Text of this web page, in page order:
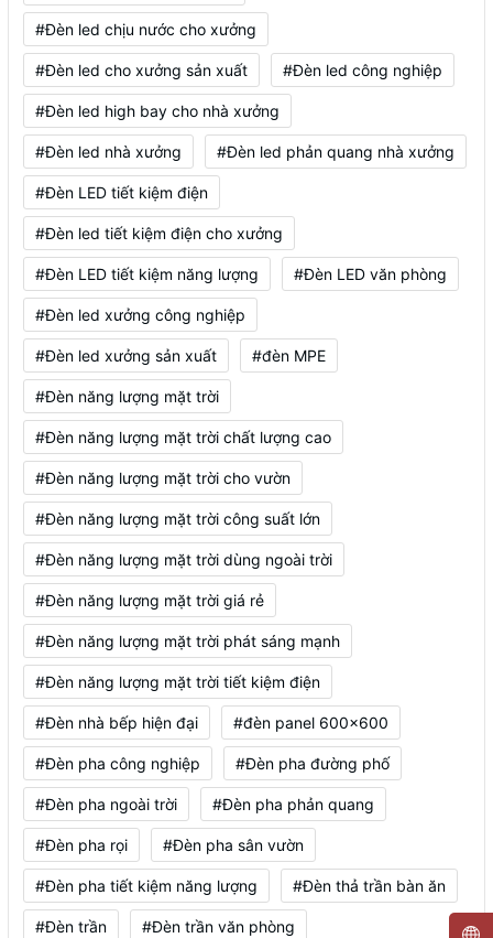
#Đèn led chịu nước cho xưởng
#Đèn led cho xưởng sản xuất #Đèn led công nghiệp
#Đèn led high bay cho nhà xưởng
#Đèn led nhà xưởng #Đèn led phản quang nhà xưởng
#Đèn LED tiết kiệm điện
#Đèn led tiết kiệm điện cho xưởng
#Đèn LED tiết kiệm năng lượng #Đèn LED văn phòng
#Đèn led xưởng công nghiệp
#Đèn led xưởng sản xuất #đèn MPE
#Đèn năng lượng mặt trời
#Đèn năng lượng mặt trời chất lượng cao
#Đèn năng lượng mặt trời cho vườn
#Đèn năng lượng mặt trời công suất lớn
#Đèn năng lượng mặt trời dùng ngoài trời
#Đèn năng lượng mặt trời giá rẻ
#Đèn năng lượng mặt trời phát sáng mạnh
#Đèn năng lượng mặt trời tiết kiệm điện
#Đèn nhà bếp hiện đại #đèn panel 600x600
#Đèn pha công nghiệp #Đèn pha đường phố
#Đèn pha ngoài trời #Đèn pha phản quang
#Đèn pha rọi #Đèn pha sân vườn
#Đèn pha tiết kiệm năng lượng #Đèn thả trần bàn ăn
#Đèn trần #Đèn trần văn phòng